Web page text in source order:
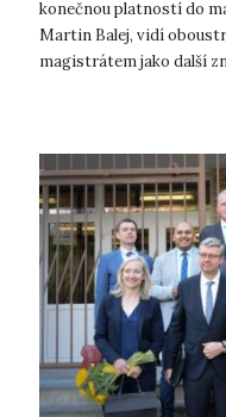
konečnou platností do
Martin Balej, vidí
magistrátem jako další